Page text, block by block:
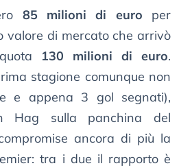
85 milioni di euro per
valore di mercato che arrivò
130 milioni di euro.
stagione comunque non
e appena 3 gol segnati),
Hag sulla panchina del
ancora di più la
tra i due il rapporto è